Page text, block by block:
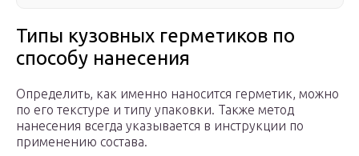
Типы кузовных герметиков по
способу нанесения
Определить, как именно наносится герметик, можно
по его текстуре и типу упаковки. Также метод
нанесения всегда указывается в инструкции по
применению состава.